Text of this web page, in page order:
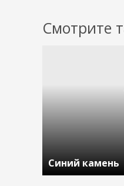
Смотрите
Синий камень